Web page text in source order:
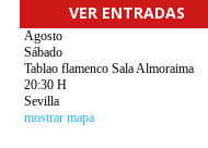
VER ENTRADAS
Agosto
Sábado
Tablao flamenco Sala Almoraima
20:30 H
Sevilla
mostrar mapa